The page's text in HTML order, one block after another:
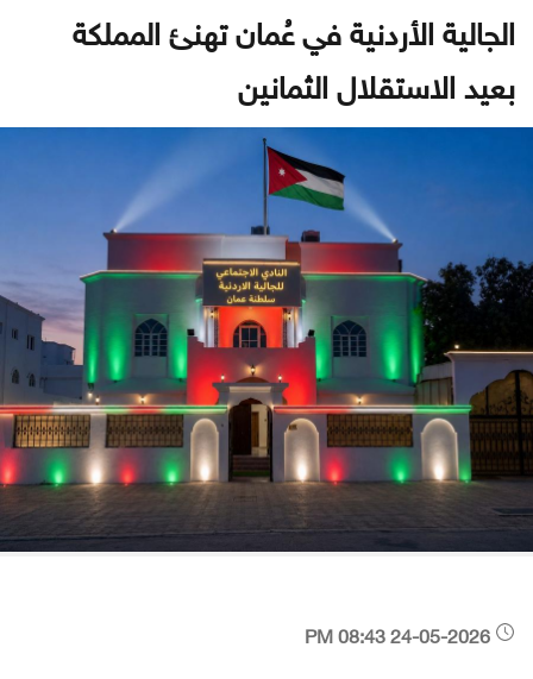
الجالية الأردنية في عُمان تهنئ المملكة
بعيد الاستقلال الثمانين